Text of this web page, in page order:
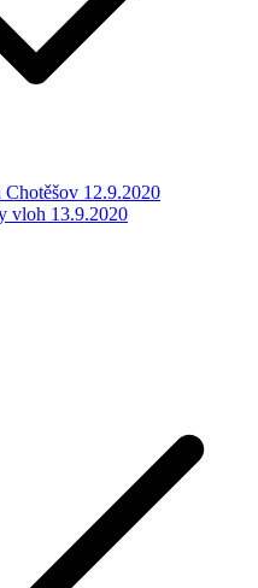
12.9.2020
vloh 13.9.2020